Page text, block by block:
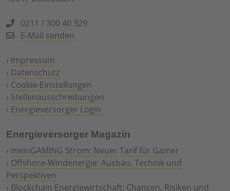
0211 / 300 40 329
E-Mail senden
› Impressum
› Datenschutz
› Cookie-Einstellungen
› Stellenausschreibungen
› Energieversorger Login
Energieversorger Magazin
› meinGAMING Strom: Neuer Tarif für Gamer
› Offshore-Windenergie: Ausbau, Technik und
Perspektiven
› Blockchain Energiewirtschaft: Chancen, Risiken und